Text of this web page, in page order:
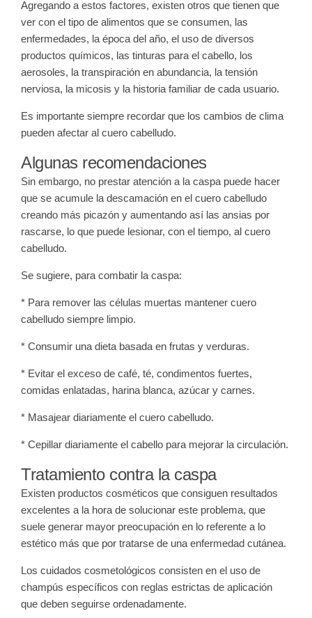
Agregando a estos factores, existen otros que tienen que
ver con el tipo de alimentos que se consumen, las
enfermedades, la época del año, el uso de diversos
productos químicos, las tinturas para el cabello, los
aerosoles, la transpiración en abundancia, la tensión
nerviosa, la micosis y la historia familiar de cada usuario.
Es importante siempre recordar que los cambios de clima
pueden afectar al cuero cabelludo.
Algunas recomendaciones
Sin embargo, no prestar atención a la caspa puede hacer
que se acumule la descamación en el cuero cabelludo
creando más picazón y aumentando así las ansias por
rascarse, lo que puede lesionar, con el tiempo, al cuero
cabelludo.
Se sugiere, para combatir la caspa:
* Para remover las células muertas mantener cuero
cabelludo siempre limpio.
* Consumir una dieta basada en frutas y verduras.
* Evitar el exceso de café, té, condimentos fuertes,
comidas enlatadas, harina blanca, azúcar y carnes.
* Masajear diariamente el cuero cabelludo.
* Cepillar diariamente el cabello para mejorar la circulación.
Tratamiento contra la caspa
Existen productos cosméticos que consiguen resultados
excelentes a la hora de solucionar este problema, que
suele generar mayor preocupación en lo referente a lo
estético más que por tratarse de una enfermedad cutánea.
Los cuidados cosmetológicos consisten en el uso de
champús específicos con reglas estrictas de aplicación
que deben seguirse ordenadamente.